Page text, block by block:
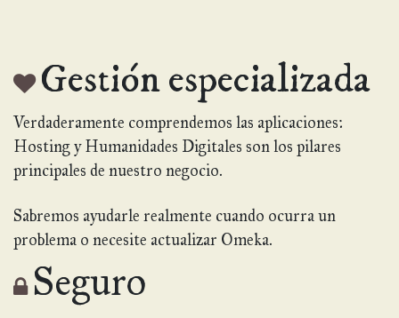
Gestión especializada
Verdaderamente comprendemos las aplicaciones:
Hosting y Humanidades Digitales son los pilares
principales de nuestro negocio.
Sabremos ayudarle realmente cuando ocurra un
problema o necesite actualizar Omeka.
Seguro